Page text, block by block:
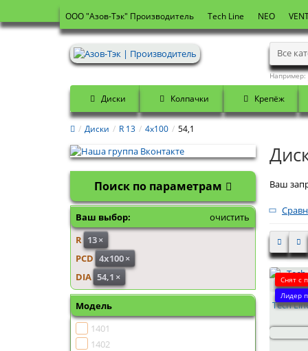
OOO "Азов-Тэк" Производитель Tech Line NEO
Все
Например:
Диски Колпачки Крепёж
Диски R 13 4x100 54,1
Поиск по параметрам
Ваш выбор:
очистить
R 13×
PCD 4x100×
DIA 54,1 ×
Модель
1401
1402
Ваш
Снят с
Лидер
Tech